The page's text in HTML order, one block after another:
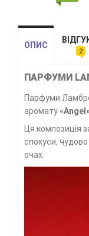
ОПИС
2
ПАРФУМИ
Парфуми
аромату
Ця композиція
спокуси, чудово
очах.